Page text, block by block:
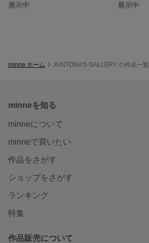
展示中
展示中
minne ホーム JUNTONA'S GALLERY の作品一覧
minneを知る
minneについて
minneで買いたい
作品をさがす
ショップをさがす
ランキング
特集
作品販売について